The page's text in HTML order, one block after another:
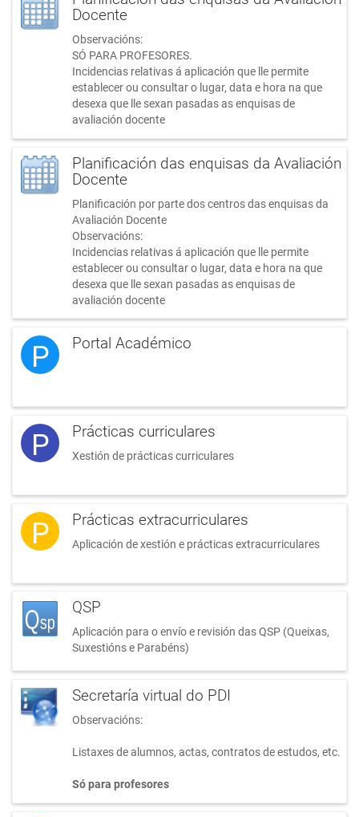
Docente
Observacións:
SÓ PARA PROFESORES.
Incidencias relativas á aplicación que lle permite
establecer ou consultar o lugar, data e hora na que
desexa que lle sexan pasadas as enquisas de
avaliación docente
Planificación das enquisas da Avaliación
Docente
Planificación por parte dos centros das enquisas da
Avaliación Docente
Observacións:
Incidencias relativas á aplicación que lle permite
establecer ou consultar o lugar, data e hora na que
desexa que lle sexan pasadas as enquisas de
avaliación docente
P Portal Académico
P Prácticas curriculares
Xestión de prácticas curriculares
P Prácticas extracurriculares
Aplicación de xestión e prácticas extracurriculares
QSP
Aplicación para o envío e revisión das QSP (Queixas,
Suxestións e Parabéns)
Secretaría virtual do PDI
Observacións:
Listaxes de alumnos, actas, contratos de estudos, etc.
Só para profesores